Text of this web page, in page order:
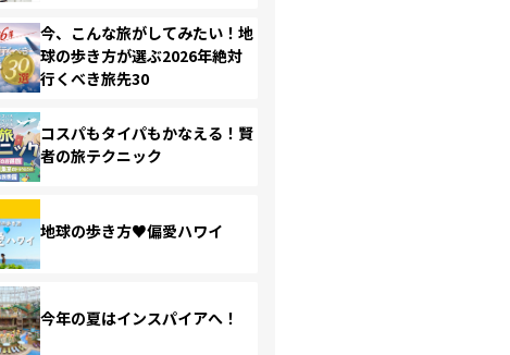
今、こんな旅がしてみたい！地
球の歩き方が選ぶ2026年絶対
行くべき旅先30
コスパもタイパもかなえる！賢
者の旅テクニック
地球の歩き方♥偏愛ハワイ
今年の夏はインスパイアへ！